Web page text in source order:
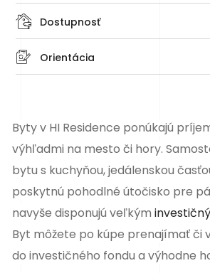
Dostupnosť
Orientácia
Byty v HI Residence ponúkajú
výhľadmi na mesto či hory.
bytu s kuchyňou, jedálenskou
poskytnú pohodlné útočisko pre
navyše disponujú veľkým
Byt môžete po kúpe prenajímať či
doinvestičného fondu a výhodne